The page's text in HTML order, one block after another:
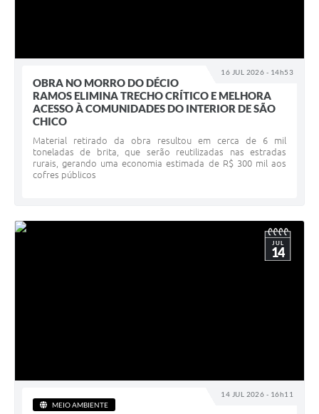
16 JUL 2026 - 14h53
OBRA NO MORRO DO DÉCIO
RAMOS ELIMINA TRECHO CRÍTICO E MELHORA
ACESSO À COMUNIDADES DO INTERIOR DE SÃO
CHICO
Material retirado da obra resultou em cerca de 6 mil
toneladas de brita, que serão reutilizadas nas estradas
rurais, gerando uma economia estimada de R$ 300 mil aos
cofres públicos
14 JUL 2026 - 16h11
JUL
14
MEIO AMBIENTE